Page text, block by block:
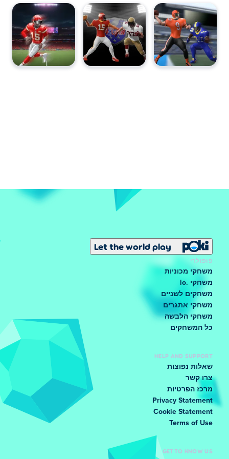
Let the world play
פופולרי
משחקי מכוניות
משחקי .io
משחקים לשניים
משחקי אתגרים
משחקי הלבשה
כל המשחקים
HELP AND SUPPORT
שאלות נפוצות
צרו קשר
מרכז הפרטיות
Privacy Statement
Cookie Statement
Terms of Use
GET TO KNOW US